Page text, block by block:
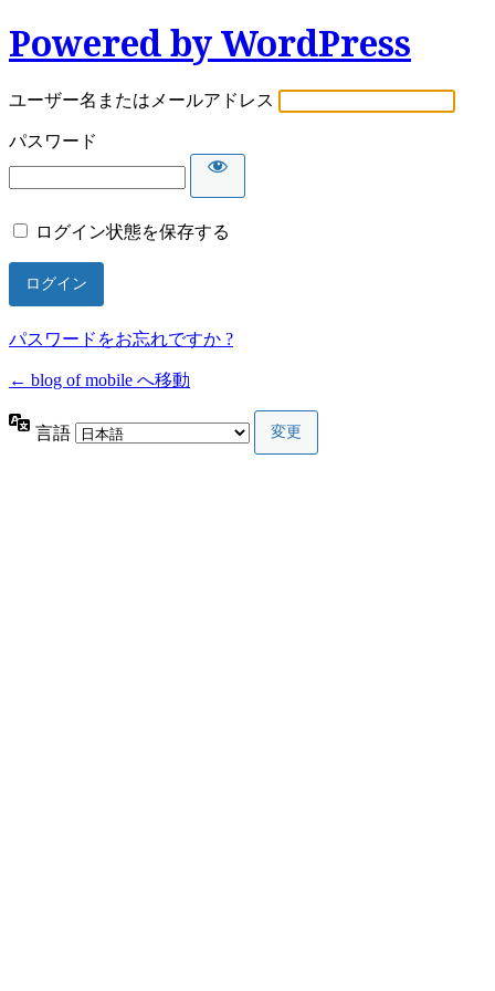
Powered by WordPress
ユーザー名またはメールアドレス
パスワード
ログイン状態を保存する
パスワードをお忘れですか ?
← blog of mobile へ移動
言語